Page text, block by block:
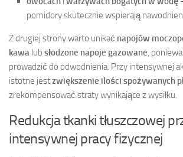
pomidory skutecznie wspierają
Z drugiej strony warto unikać napojów
kawa lub słodzone napoje gazowane,
prowadzić do odwodnienia. Przy intensywnej
istotne jestzwiększenie ilości spożywanych
zrekompensować straty wynikające z wysiłku.
Redukcja tkanki tłuszczowej
intensywnej pracy fizycznej